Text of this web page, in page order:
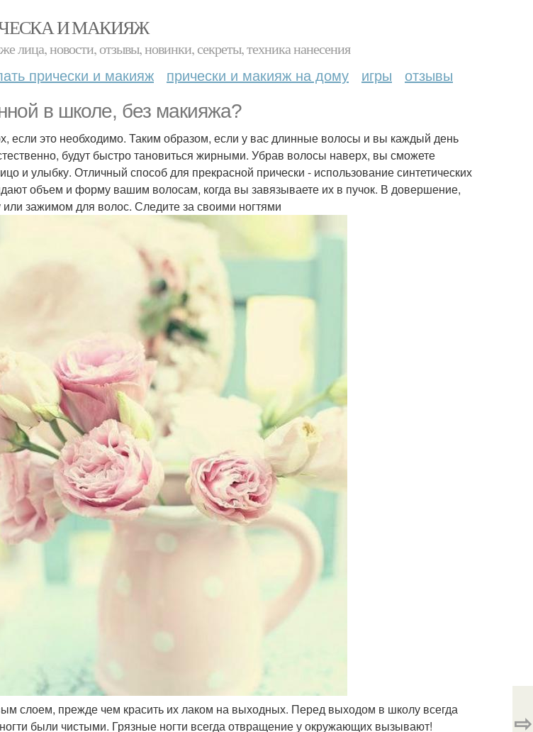
И МАКИЯЖ
лица, новости, отзывы, новинки, секреты, техника нанесения
прически и макияж прически и макияж на дому игры отзывы
в школе, без макияжа?
если это необходимо. Таким образом, если у вас длинные волосы и вы каждый день
будут быстро тановиться жирными. Убрав волосы наверх, вы сможете
и улыбку. Отличный способ для прекрасной прически - использование синтетических
объем и форму вашим волосам, когда вы завязываете их в пучок. В довершение,
зажимом для волос. Следите за своими ногтями
слоем, прежде чем красить их лаком на выходных. Перед выходом в школу всегда
были чистыми. Грязные ногти всегда отвращение у окружающих вызывают!
⇨